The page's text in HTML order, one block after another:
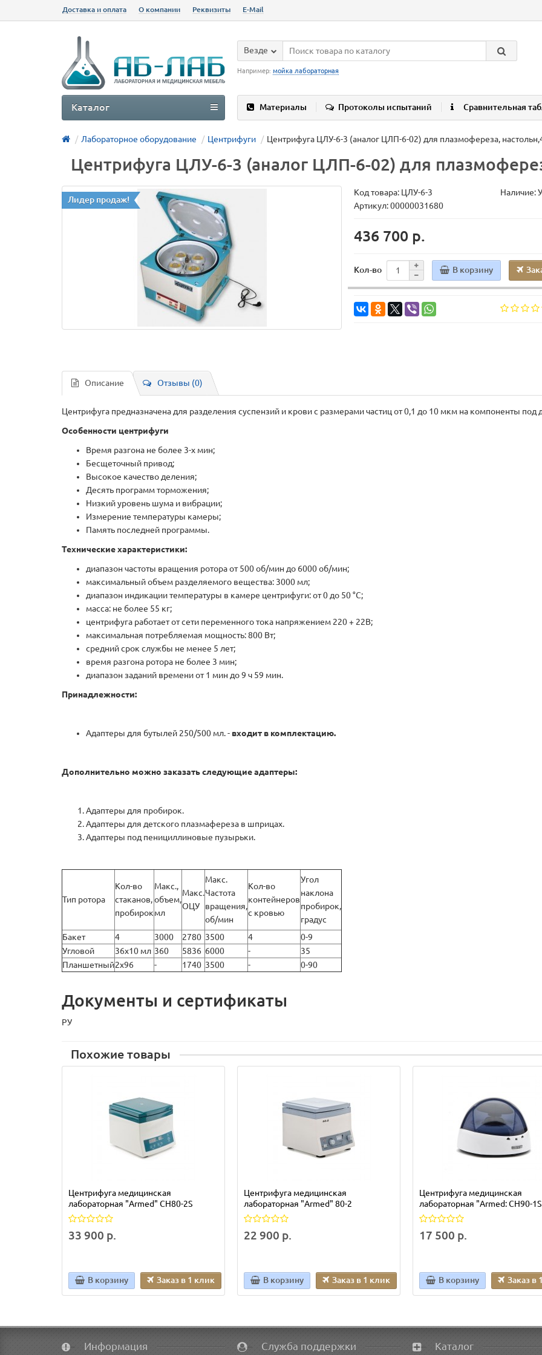
Доставка и оплата О компании Реквизиты E-Mail
Везде
Например: мойка лабораторная
Материалы Протоколы испытаний Сравнительная
Каталог
Лабораторное оборудование Центрифуги Центрифуга ЦЛУ-6-3 (аналог ЦЛП-6-02) для плазмофереза,
Центрифуга ЦЛУ-6-3 (аналог ЦЛП-6-02) для
Лидер продаж!
Код товара: ЦЛУ-6-3
Наличие:
Артикул: 00000031680
436 700 р.
Кол-во В корзину
Описание Отзывы (0)
Центрифуга предназначена для разделения суспензий и крови с размерами частиц от 0,1 до 10 мкм на компоненты
Особенности центрифуги
Время разгона не более 3-х мин;
Бесщеточный привод;
Высокое качество деления;
Десять программ торможения;
Низкий уровень шума и вибрации;
Измерение температуры камеры;
Память последней программы.
Технические характеристики:
диапазон частоты вращения ротора от 500 об/мин до 6000 об/мин;
максимальный объем разделяемого вещества: 3000 мл;
диапазон индикации температуры в камере центрифуги: от 0 до 50 °C;
масса: не более 55 кг;
центрифуга работает от сети переменного тока напряжением 220 + 22В;
максимальная потребляемая мощность: 800 Вт;
средний срок службы не менее 5 лет;
время разгона ротора не более 3 мин;
диапазон заданий времени от 1 мин до 9 ч 59 мин.
Принадлежности:
Адаптеры для бутылей 250/500 мл. - входит в комплектацию.
Дополнительно можно заказать следующие адаптеры:
Адаптеры для пробирок.
Адаптеры для детского плазмафереза в шприцах.
Адаптеры под пенициллиновые пузырьки.
Тип ротора
Кол-во
стаканов,
пробирок
Макс.,
объем,
мл
Макс.
ОЦУ
Макс.
Частота
вращения,
об/мин
Кол-во
контейнеров
с кровью
Угол
наклона
пробирок,
градус
Бакет
4 3000 2780 3500 4
0-9
Угловой
36х10 мл 360 5836 6000 -
35
Планшетный2х96 - 1740 3500 - 0-90
Документы и сертификаты
РУ
Похожие товары
Центрифуга медицинская
лабораторная "Armed" СН80-2S
33 900 р.
В корзину Заказ в 1 клик
Центрифуга медицинская
лабораторная "Armed" 80-2
22 900 р.
В корзину Заказ в 1 клик
Центрифуга медицинская
лабораторная "Armed: CH90-1S
17 500 р.
В корзину Заказ в
Информация Служба поддержки Каталог